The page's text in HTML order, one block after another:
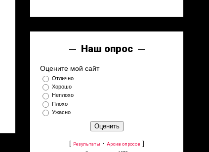
Наш опрос
Оцените мой сайт
Отлично
Хорошо
Неплохо
Плохо
Ужасно
[ Результаты · Архив опросов ]